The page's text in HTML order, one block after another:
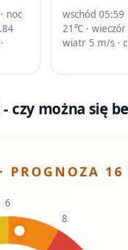
noc
wschód 05:59
21℃ · wieczór
wiatr 5 m/s ·
czy można się
PROGNOZA
6
8